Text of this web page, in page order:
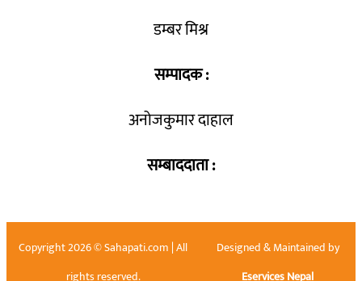
डम्बर मिश्र
सम्पादक :
अनोजकुमार दाहाल
सम्बाददाता :
Copyright 2026 © Sahapati.com | All
rights reserved.
Designed & Maintained by
Eservices Nepal